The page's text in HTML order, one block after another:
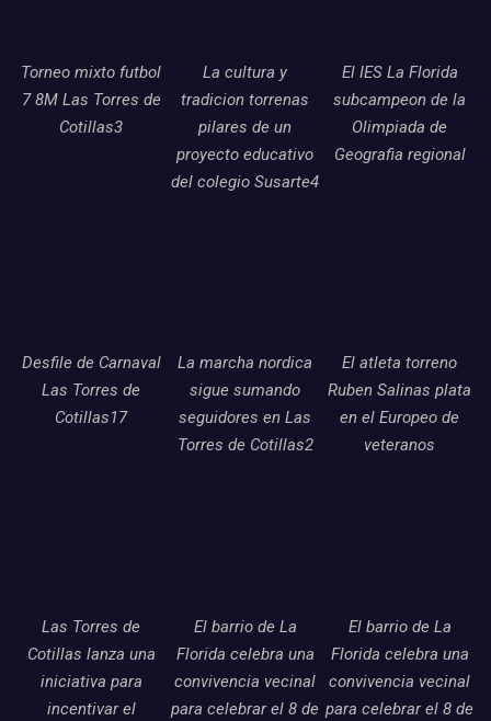
Torneo mixto futbol
7 8M Las Torres de
Cotillas3
La cultura y
tradicion torrenas
pilares de un
proyecto educativo
del colegio Susarte4
El IES La Florida
subcampeon de la
Olimpiada de
Geografia regional
Desfile de Carnaval
Las Torres de
Cotillas17
La marcha nordica
sigue sumando
seguidores en Las
Torres de Cotillas2
El atleta torreno
Ruben Salinas plata
en el Europeo de
veteranos
Las Torres de
Cotillas lanza una
iniciativa para
incentivar el
El barrio de La
Florida celebra una
convivencia vecinal
para celebrar el 8 de
El barrio de La
Florida celebra una
convivencia vecinal
para celebrar el 8 de